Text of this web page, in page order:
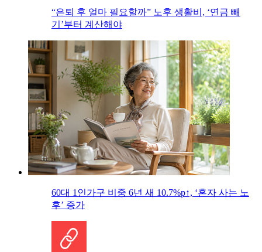
“은퇴 후 얼마 필요할까” 노후 생활비, ‘연금 빼
기’부터 계산해야
60대 1인가구 비중 6년 새 10.7%p↑, ‘혼자 사는 노
후’ 증가